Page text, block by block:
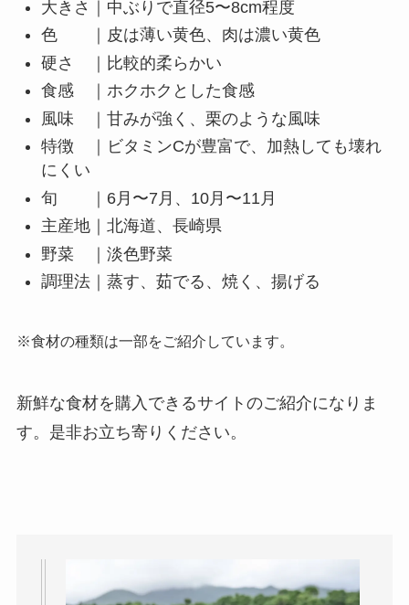
大きさ｜中ぶりで直径5〜8cm程度
色 ｜皮は薄い黄色、肉は濃い黄色
硬さ ｜比較的柔らかい
食感 ｜ホクホクとした食感
風味 ｜甘みが強く、栗のような風味
特徴 ｜ビタミンCが豊富で、加熱しても壊れ
にくい
旬 ｜6月〜7月、10月〜11月
主産地｜北海道、長崎県
野菜 ｜淡色野菜
調理法｜蒸す、茹でる、焼く、揚げる
※食材の種類は一部をご紹介しています。
新鮮な食材を購入できるサイトのご紹介になりま
す。是非お立ち寄りください。